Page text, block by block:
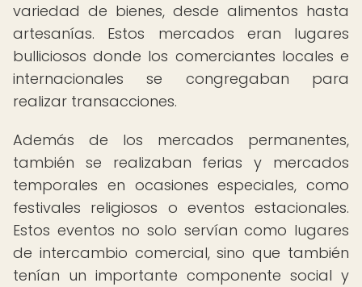
variedad de bienes, desde alimentos hasta
artesanías. Estos mercados eran lugares
bulliciosos donde los comerciantes locales e
internacionales se congregaban para
realizar transacciones.
Además de los mercados permanentes,
también se realizaban ferias y mercados
temporales en ocasiones especiales, como
festivales religiosos o eventos estacionales.
Estos eventos no solo servían como lugares
de intercambio comercial, sino que también
tenían un importante componente social y